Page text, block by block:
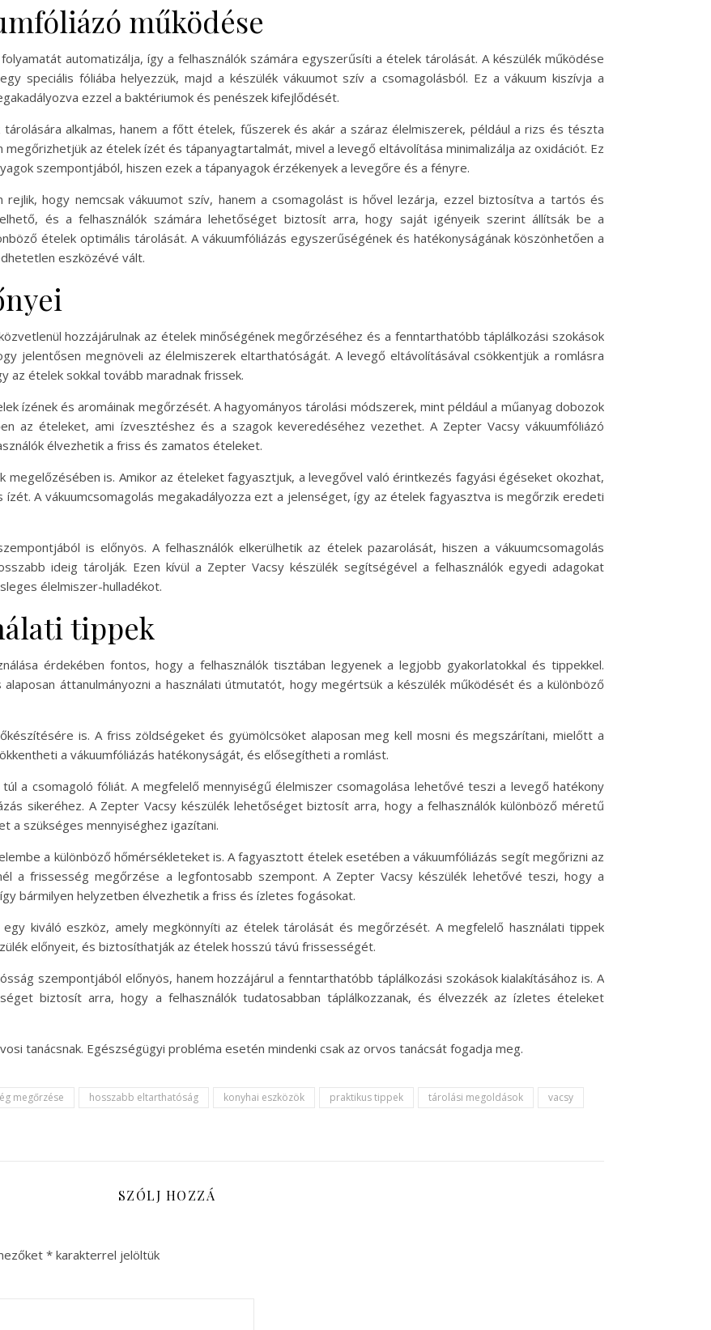
működése
automatizálja, így a felhasználók számára egyszerűsíti a ételek tárolását. A készülék működése
speciális fóliába helyezzük, majd a készülék vákuumot szív a csomagolásból. Ez a vákuum kiszívja a
ezzel a baktériumok és penészek kifejlődését.
alkalmas, hanem a főtt ételek, fűszerek és akár a száraz élelmiszerek, például a rizs és tészta
megőrizhetjük az ételek ízét és tápanyagtartalmát, mivel a levegő eltávolítása minimalizálja az oxidációt. Ez
szempontjából, hiszen ezek a tápanyagok érzékenyek a levegőre és a fényre.
rejlik, hogy nemcsak vákuumot szív, hanem a csomagolást is hővel lezárja, ezzel biztosítva a tartós és
és a felhasználók számára lehetőséget biztosít arra, hogy saját igényeik szerint állítsák be a
ételek optimális tárolását. A vákuumfóliázás egyszerűségének és hatékonyságának köszönhetően a
eszközévé vált.
hozzájárulnak az ételek minőségének megőrzéséhez és a fenntarthatóbb táplálkozási szokások
jelentősen megnöveli az élelmiszerek eltarthatóságát. A levegő eltávolításával csökkentjük a romlásra
az ételek sokkal tovább maradnak frissek.
ízének és aromáinak megőrzését. A hagyományos tárolási módszerek, mint például a műanyag dobozok
az ételeket, ami ízvesztéshez és a szagok keveredéséhez vezethet. A Zepter Vacsy vákuumfóliázó
élvezhetik a friss és zamatos ételeket.
megelőzésében is. Amikor az ételeket fagyasztjuk, a levegővel való érintkezés fagyási égéseket okozhat,
A vákuumcsomagolás megakadályozza ezt a jelenséget, így az ételek fagyasztva is megőrzik eredeti
is előnyös. A felhasználók elkerülhetik az ételek pazarolását, hiszen a vákuumcsomagolás
ideig tárolják. Ezen kívül a Zepter Vacsy készülék segítségével a felhasználók egyedi adagokat
élelmiszer-hulladékot.
tippek
érdekében fontos, hogy a felhasználók tisztában legyenek a legjobb gyakorlatokkal és tippekkel.
áttanulmányozni a használati útmutatót, hogy megértsük a készülék működését és a különböző
is. A friss zöldségeket és gyümölcsöket alaposan meg kell mosni és megszárítani, mielőtt a
a vákuumfóliázás hatékonyságát, és elősegítheti a romlást.
a csomagoló fóliát. A megfelelő mennyiségű élelmiszer csomagolása lehetővé teszi a levegő hatékony
sikeréhez. A Zepter Vacsy készülék lehetőséget biztosít arra, hogy a felhasználók különböző méretű
a szükséges mennyiséghez igazítani.
a különböző hőmérsékleteket is. A fagyasztott ételek esetében a vákuumfóliázás segít megőrizni az
a frissesség megőrzése a legfontosabb szempont. A Zepter Vacsy készülék lehetővé teszi, hogy a
bármilyen helyzetben élvezhetik a friss és ízletes fogásokat.
kiváló eszköz, amely megkönnyíti az ételek tárolását és megőrzését. A megfelelő használati tippek
előnyeit, és biztosíthatják az ételek hosszú távú frissességét.
szempontjából előnyös, hanem hozzájárul a fenntarthatóbb táplálkozási szokások kialakításához is. A
biztosít arra, hogy a felhasználók tudatosabban táplálkozzanak, és élvezzék az ízletes ételeket
tanácsnak. Egészségügyi probléma esetén mindenki csak az orvos tanácsát fogadja meg.
megőrzése hosszabb eltarthatóság konyhai eszközök praktikus tippek tárolási megoldások
vacsy
SZÓLJ HOZZÁ
* karakterrel jelöltük